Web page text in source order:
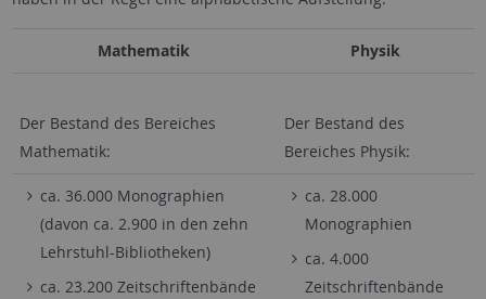
Mathematik Physik
Der Bestand des Bereiches
Mathematik:
Der Bestand des
Bereiches Physik:
ca. 36.000 Monographien
(davon ca. 2.900 in den zehn
Lehrstuhl-Bibliotheken)
ca. 23.200 Zeitschriftenbände
ca. 28.000
Monographien
ca. 4.000
Zeitschriftenbände